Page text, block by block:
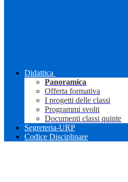
Didattica
Panoramica
Offerta formativa
I progetti delle classi
Programmi svolti
Documenti classi quinte
Segreteria-URP
Codice Disciplinare